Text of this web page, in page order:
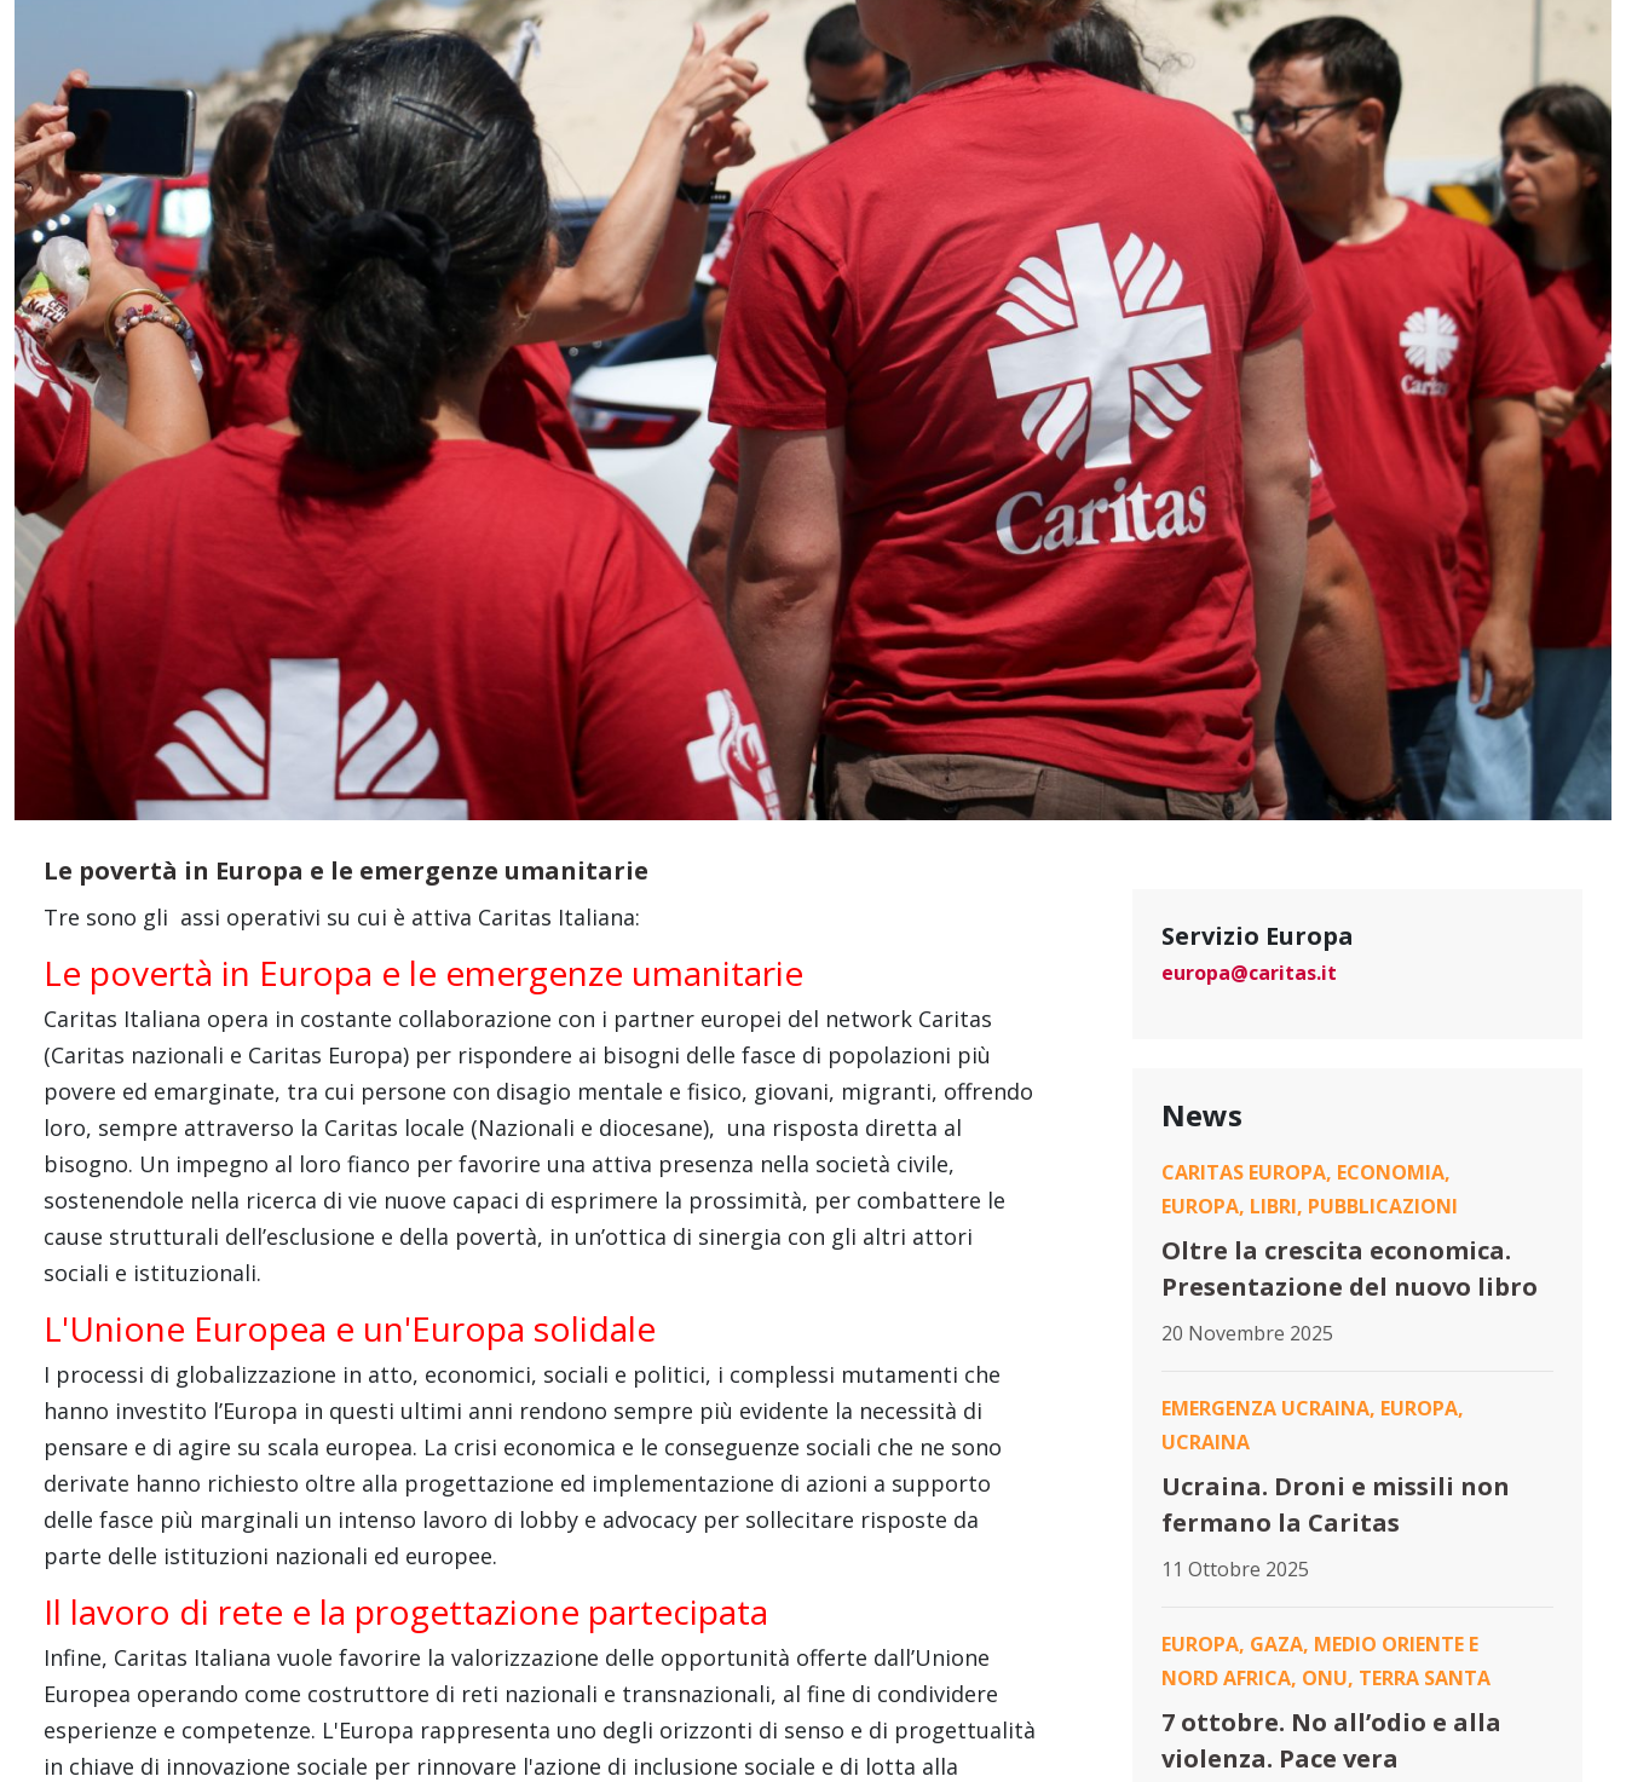
Le povertà in Europa e le emergenze umanitarie
Tre sono gli assi operativi su cui è attiva Caritas Italiana:
Le povertà in Europa e le emergenze umanitarie
Caritas Italiana opera in costante collaborazione con i partner europei del network Caritas
(Caritas nazionali e Caritas Europa) per rispondere ai bisogni delle fasce di popolazioni più
povere ed emarginate, tra cui persone con disagio mentale e fisico, giovani, migranti, offrendo
loro, sempre attraverso la Caritas locale (Nazionali e diocesane), una risposta diretta al
bisogno. Un impegno al loro fianco per favorire una attiva presenza nella società civile,
sostenendole nella ricerca di vie nuove capaci di esprimere la prossimità, per combattere le
cause strutturali dell’esclusione e della povertà, in un’ottica di sinergia con gli altri attori
sociali e istituzionali.
L'Unione Europea e un'Europa solidale
I processi di globalizzazione in atto, economici, sociali e politici, i complessi mutamenti che
hanno investito l’Europa in questi ultimi anni rendono sempre più evidente la necessità di
pensare e di agire su scala europea. La crisi economica e le conseguenze sociali che ne sono
derivate hanno richiesto oltre alla progettazione ed implementazione di azioni a supporto
delle fasce più marginali un intenso lavoro di lobby e advocacy per sollecitare risposte da
parte delle istituzioni nazionali ed europee.
Il lavoro di rete e la progettazione partecipata
Infine, Caritas Italiana vuole favorire la valorizzazione delle opportunità offerte dall’Unione
Europea operando come costruttore di reti nazionali e transnazionali, al fine di condividere
esperienze e competenze. L'Europa rappresenta uno degli orizzonti di senso e di progettualità
in chiave di innovazione sociale per rinnovare l'azione di inclusione sociale e di lotta alla
Servizio Europa
europa@caritas.it
News
CARITAS EUROPA, ECONOMIA,
EUROPA, LIBRI, PUBBLICAZIONI
Oltre la crescita economica.
Presentazione del nuovo libro
20 Novembre 2025
EMERGENZA UCRAINA, EUROPA,
UCRAINA
Ucraina. Droni e missili non
fermano la Caritas
11 Ottobre 2025
EUROPA, GAZA, MEDIO ORIENTE E
NORD AFRICA, ONU, TERRA SANTA
7 ottobre. No all’odio e alla
violenza. Pace vera